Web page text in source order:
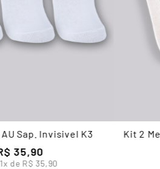
Sap. Invisivel K3
35,90
1x de R$ 35,90
Kit 2